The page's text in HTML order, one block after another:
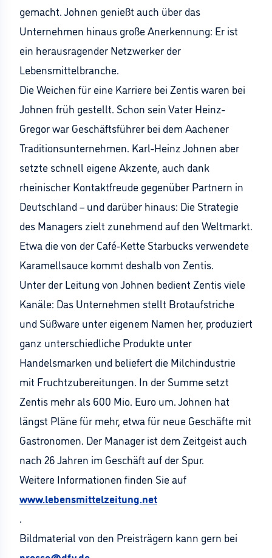
gemacht. Johnen genießt auch über das
Unternehmen hinaus große Anerkennung: Er ist
ein herausragender Netzwerker der
Lebensmittelbranche.
Die Weichen für eine Karriere bei Zentis waren bei
Johnen früh gestellt. Schon sein Vater Heinz-
Gregor war Geschäftsführer bei dem Aachener
Traditionsunternehmen. Karl-Heinz Johnen aber
setzte schnell eigene Akzente, auch dank
rheinischer Kontaktfreude gegenüber Partnern in
Deutschland – und darüber hinaus: Die Strategie
des Managers zielt zunehmend auf den Weltmarkt.
Etwa die von der Café-Kette Starbucks verwendete
Karamellsauce kommt deshalb von Zentis.
Unter der Leitung von Johnen bedient Zentis viele
Kanäle: Das Unternehmen stellt Brotaufstriche
und Süßware unter eigenem Namen her, produziert
ganz unterschiedliche Produkte unter
Handelsmarken und beliefert die Milchindustrie
mit Fruchtzubereitungen. In der Summe setzt
Zentis mehr als 600 Mio. Euro um. Johnen hat
längst Pläne für mehr, etwa für neue Geschäfte mit
Gastronomen. Der Manager ist dem Zeitgeist auch
nach 26 Jahren im Geschäft auf der Spur.
Weitere Informationen finden Sie auf
www.lebensmittelzeitung.net
.
Bildmaterial von den Preisträgern kann gern bei